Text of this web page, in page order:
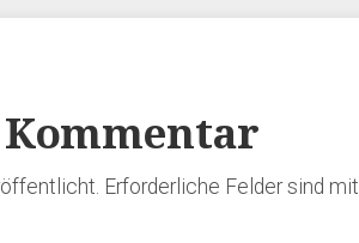
Erforderliche Felder sind mit